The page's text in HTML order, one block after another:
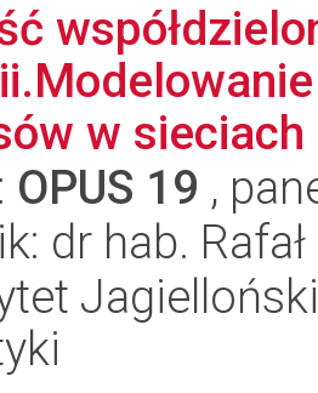
w
OPUS 19 ,
dr hab.